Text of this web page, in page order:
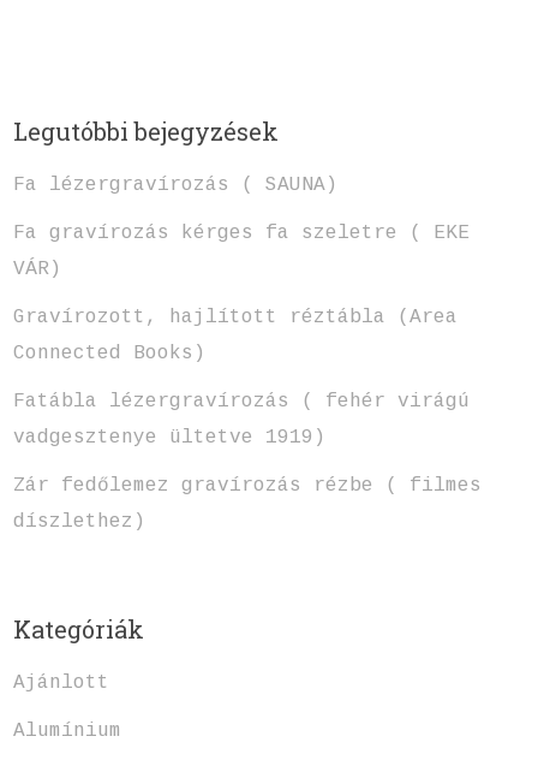
Legutóbbi bejegyzések
Fa lézergravírozás ( SAUNA)
Fa gravírozás kérges fa szeletre ( EKE
VÁR)
Gravírozott, hajlított réztábla (Area
Connected Books)
Fatábla lézergravírozás ( fehér virágú
vadgesztenye ültetve 1919)
Zár fedőlemez gravírozás rézbe ( filmes
díszlethez)
Kategóriák
Ajánlott
Alumínium